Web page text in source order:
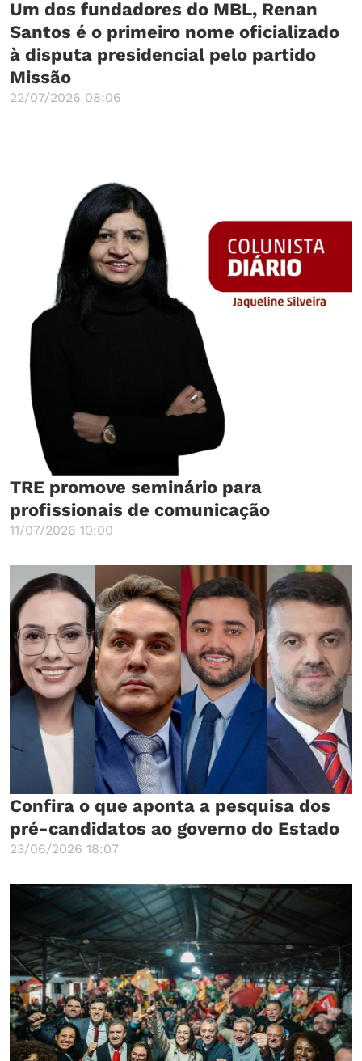
Um dos fundadores do MBL, Renan
Santos é o primeiro nome oficializado
à disputa presidencial pelo partido
Missão
22/07/2026 08:06
TRE promove seminário para
profissionais de comunicação
11/07/2026 10:00
Confira o que aponta a pesquisa dos
pré-candidatos ao governo do Estado
23/06/2026 18:07